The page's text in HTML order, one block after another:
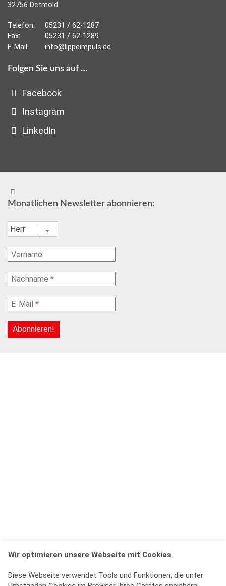
32756 Detmold
Telefon:
05231 / 62-1287
Fax:
05231 / 62-1289
E-Mail:
info@lippeimpuls.de
Folgen Sie uns auf …
Facebook
Instagram
LinkedIn
Monatlichen Newsletter abonnieren:
Wir optimieren unsere Webseite mit Cookies
Diese Webseite verwendet Tools und Funktionen, die unter